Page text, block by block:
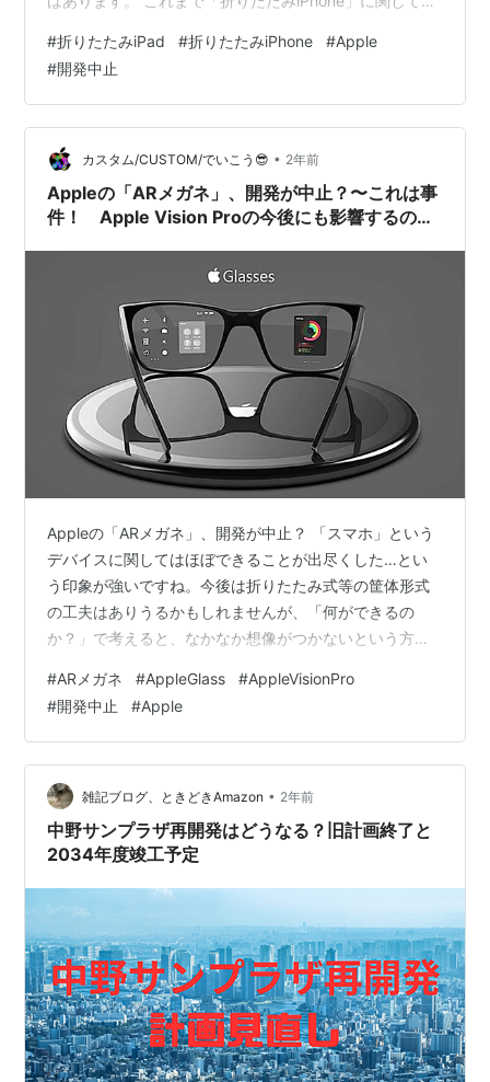
る…等、なかなかゴーサインが出ないという噂ばかりで
したが、ここに来て「2026年」という具体的な登場時期
が叫ばれるようになってきました。 ただ…。 これまでの
「折りたたみAppleデバイス」と言えば、「折りたたみ
iPadが最も早く登場する！」という説が有力でした。
「i…
#折りたたみiPad #折りたたみiPhone #Apple
#開発中止
カスタム/CUSTOM/でいこう😎 • 2年前
Appleの「ARメガネ」、開発が中止？〜これは事
件！ Apple Vision Proの今後にも影響するので
Appleの「ARメガネ」、開発が中止？ 「スマホ」という
デバイスに関してはほぼできることが出尽くした…とい
う印象が強いですね。今後は折りたたみ式等の筐体形式
の工夫はありうるかもしれませんが、「何ができるの
か？」で考えると、なかなか想像がつかないという方が
で、Appleは2024年に「Apple Vision Pro」を登場させま
した。それまでのゲーム等を中心としたVRグラスという
範疇を超え、MacやiPhoneでできることを更に豊かにし
てユーザーの夢を叶える…というようなコンセプトだと
感じています。 ただいかんせん、あの筐体の大きさとあ
の価格…
#ARメガネ #AppleGlass #AppleVisionPro
#開発中止 #Apple
雑記ブログ、ときどきAmazon • 2年前
中野サンプラザ再開発はどうなる？旧計画終了と
2034年度竣工予定